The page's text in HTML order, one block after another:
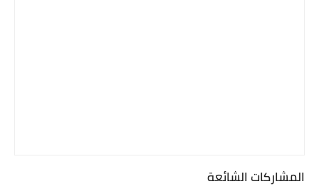
المشاركات الشائعة